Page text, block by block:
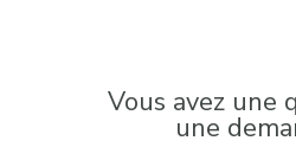
Vous avez une
une